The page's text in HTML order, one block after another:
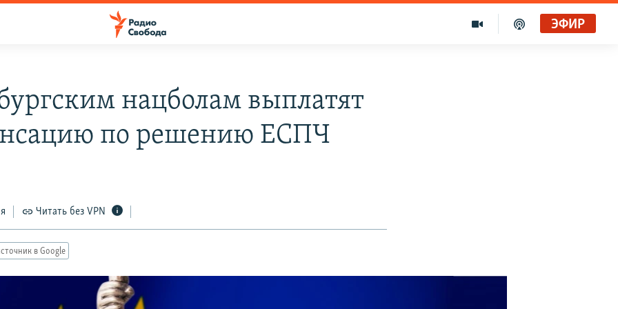
ЭФИР
нацболам выплатят
по решению ЕСПЧ
Читать без VPN
в Google